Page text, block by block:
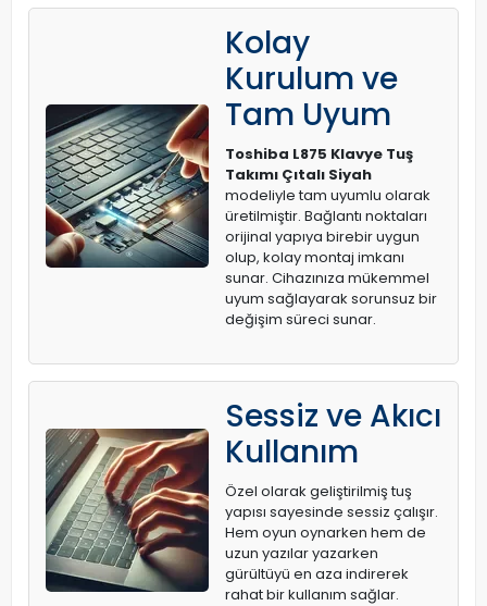
Kolay
Kurulum ve
Tam Uyum
Toshiba L875 Klavye Tuş
Takımı Çıtalı Siyah
modeliyle tam uyumlu olarak
üretilmiştir. Bağlantı noktaları
orijinal yapıya birebir uygun
olup, kolay montaj imkanı
sunar. Cihazınıza mükemmel
uyum sağlayarak sorunsuz bir
değişim süreci sunar.
Sessiz ve Akıcı
Kullanım
Özel olarak geliştirilmiş tuş
yapısı sayesinde sessiz çalışır.
Hem oyun oynarken hem de
uzun yazılar yazarken
gürültüyü en aza indirerek
rahat bir kullanım sağlar.